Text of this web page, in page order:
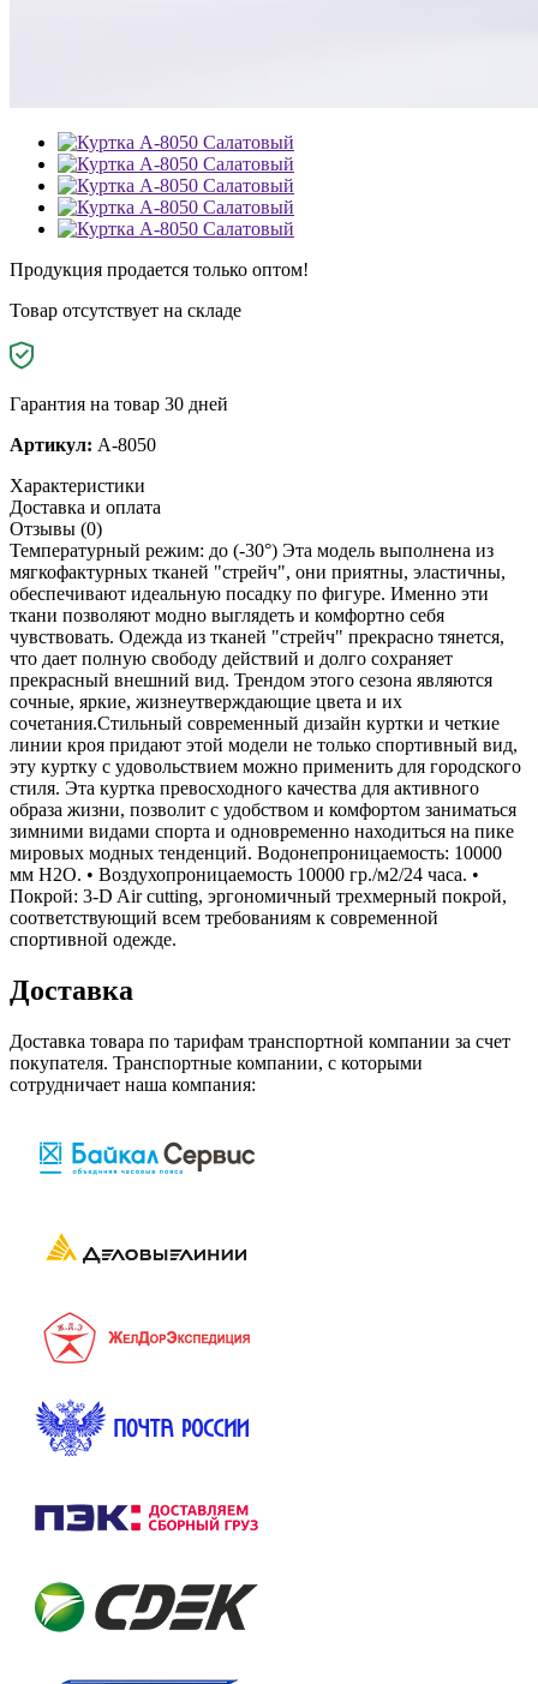
Продукция продается только оптом!
Товар отсутствует на складе
Гарантия на товар 30 дней
Артикул: A-8050
Характеристики
Доставка и оплата
Отзывы (0)
Температурный режим: до (-30°) Эта модель выполнена из
мягкофактурных тканей "стрейч", они приятны, эластичны,
обеспечивают идеальную посадку по фигуре. Именно эти
ткани позволяют модно выглядеть и комфортно себя
чувствовать. Одежда из тканей "стрейч" прекрасно тянется,
что дает полную свободу действий и долго сохраняет
прекрасный внешний вид. Трендом этого сезона являются
сочные, яркие, жизнеутверждающие цвета и их
сочетания.Стильный современный дизайн куртки и четкие
линии кроя придают этой модели не только спортивный вид,
эту куртку с удовольствием можно применить для городского
стиля. Эта куртка превосходного качества для активного
образа жизни, позволит с удобством и комфортом заниматься
зимними видами спорта и одновременно находиться на пике
мировых модных тенденций. Водонепроницаемость: 10000
мм H2O. • Воздухопроницаемость 10000 гр./м2/24 часа. •
Покрой: 3-D Air cutting, эргономичный трехмерный покрой,
соответствующий всем требованиям к современной
спортивной одежде.
Доставка
Доставка товара по тарифам транспортной компании за счет
покупателя. Транспортные компании, с которыми
сотрудничает наша компания: